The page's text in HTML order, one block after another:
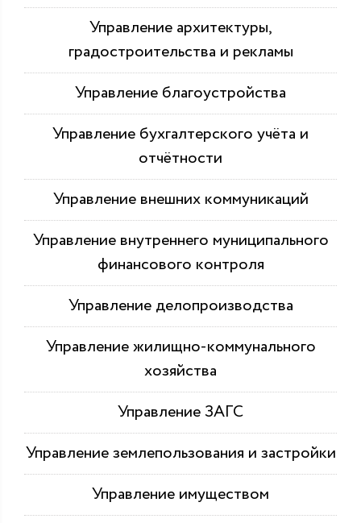
Управление архитектуры,
градостроительства и рекламы
Управление благоустройства
Управление бухгалтерского учёта и
отчётности
Управление внешних коммуникаций
Управление внутреннего муниципального
финансового контроля
Управление делопроизводства
Управление жилищно-коммунального
хозяйства
Управление ЗАГС
Управление землепользования и застройки
Управление имуществом